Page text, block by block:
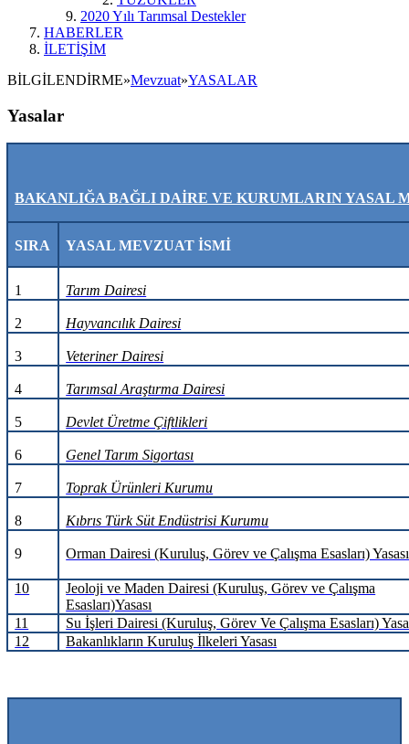
2020 Yılı Tarımsal Destekler
HABERLER
İLETİŞİM
BİLGİLENDİRME»Mevzuat»YASALAR
Yasalar
BAKANLIĞA BAĞLI DAİRE VE KURUMLARIN YASAL
SIRA YASAL MEVZUAT İSMİ
1 Tarım Dairesi
2 Hayvancılık Dairesi
3 Veteriner Dairesi
4 Tarımsal Araştırma Dairesi
5 Devlet Üretme Çiftlikleri
6 Genel Tarım Sigortası
7 Toprak Ürünleri Kurumu
8 Kıbrıs Türk Süt Endüstrisi Kurumu
9 Orman Dairesi (Kuruluş, Görev ve Çalışma Esasları) Yasası
10
Jeoloji ve Maden Dairesi (Kuruluş, Görev ve Çalışma
Esasları)Yasası
11
Su İşleri Dairesi (Kuruluş, Görev Ve Çalışma Esasları)
12
Bakanlıkların Kuruluş İlkeleri Yasası